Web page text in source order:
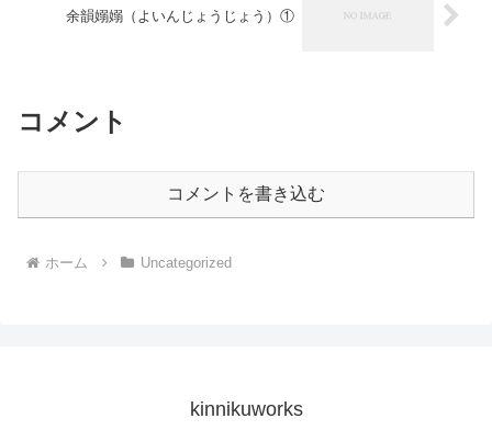
余韻嫋嫋（よいんじょうじょう）①
コメント
コメントを書き込む
ホーム Uncategorized
kinnikuworks